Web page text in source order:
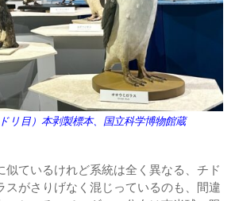
リ目）本剥製標本、国立科学博物館蔵
似ているけれど系統は全く異なる、チド
スがさりげなく混じっているのも、間違